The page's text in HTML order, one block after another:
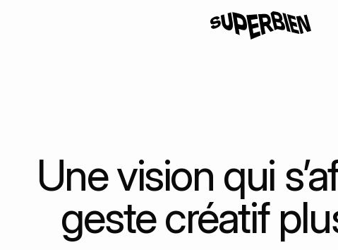
Une vision qui
geste créatif